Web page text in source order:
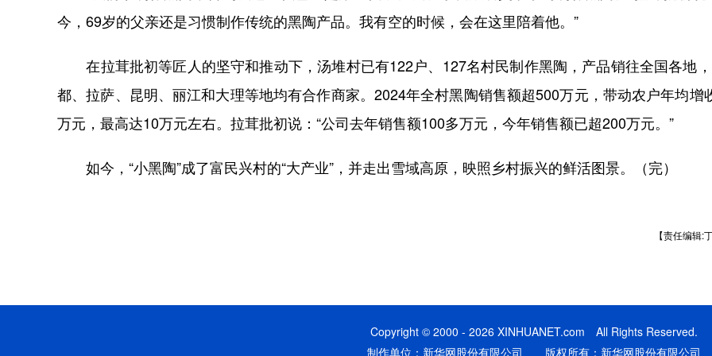
今，69岁的父亲还是习惯制作传统的黑陶产品。我有空的时候，会在这里陪着他。”
在拉茸批初等匠人的坚守和推动下，汤堆村已有122户、127名村民制作黑陶，产品销往全国各地
都、拉萨、昆明、丽江和大理等地均有合作商家。2024年全村黑陶销售额超500万元，带动农户年均增
万元，最高达10万元左右。拉茸批初说：“公司去年销售额100多万元，今年销售额已超200万元。”
如今，“小黑陶”成了富民兴村的“大产业”，并走出雪域高原，映照乡村振兴的鲜活图景。（完）
【责任编辑:
Copyright © 2000 - 2026 XINHUANET.com All Rights Reserved.
制作单位：新华网股份有限公司 版权所有：新华网股份有限公司